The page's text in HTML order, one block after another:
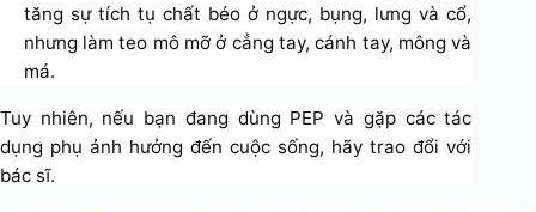
tăng sự tích tụ chất béo ở ngực, bụng, lưng và cổ,
nhưng làm teo mô mỡ ở cẳng tay, cánh tay, mông và
má.
Tuy nhiên, nếu bạn đang dùng PEP và gặp các tác
dụng phụ ảnh hưởng đến cuộc sống, hãy trao đổi với
bác sĩ.